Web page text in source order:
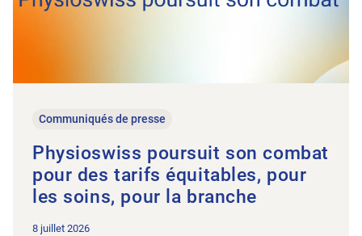
Communiqués de presse
Physioswiss poursuit son combat
pour des tarifs équitables, pour
les soins, pour la branche
8 juillet 2026